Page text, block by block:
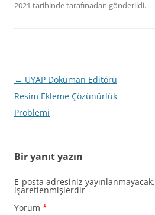
2021 tarihindetarafınadan gönderildi.
Yazı
dolaşımı
← UYAP Doküman Editörü
Resim Ekleme Çözünürlük
Problemi
Bir yanıt yazın
E-posta adresiniz yayınlanmayacak.
işaretlenmişlerdir
Yorum *